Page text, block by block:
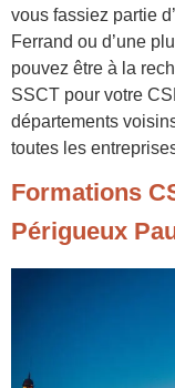
vous fassiez partie
Ferrand ou d’une
pouvez être à la
SSCT pour votre
départements
toutes les
Formations
Périgueux